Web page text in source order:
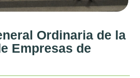
Ordinaria de la
Empresas de